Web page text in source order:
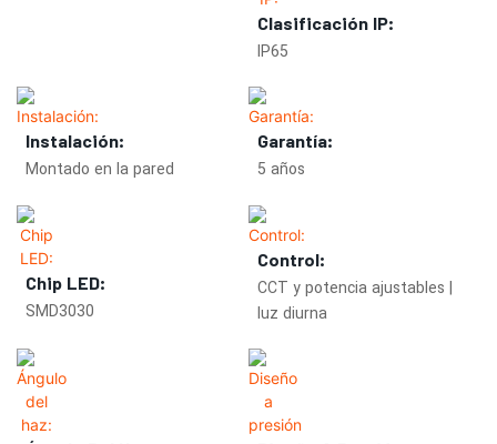
Clasificación IP:
IP65
Instalación:
Montado en la pared
Garantía:
5 años
Chip LED:
SMD3030
Control:
CCT y potencia ajustables |
luz diurna